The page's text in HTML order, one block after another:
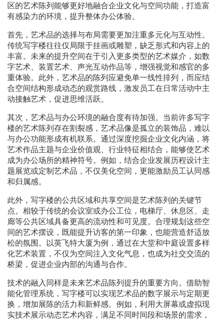
区的艺术陈列能够更好地融合企业文化与空间功能，打造富
有感染力的环境，提升整体办公体验。
首先，艺术品的选择与布局需要更加注重多元化与互动性。
传统写字楼往往仅局限于挂画或雕塑，缺乏形式和内容上的
丰富。未来的提升空间在于引入更多类型的艺术媒介，如数
字艺术、装置艺术、声光互动作品等，增强视觉和感官的多
重体验。此外，艺术品的陈列应避免单一线性排列，而应结
合空间结构形成动态的观赏路线，激发员工在日常活动中主
动接触艺术，促进思维活跃。
其次，艺术品与办公环境的融合度有待加强。当前许多写字
楼的艺术陈列存在割裂感，艺术品像是孤立的装饰品，难以
与办公功能形成有机联系。通过深度挖掘企业文化内涵，将
艺术作品主题与企业价值观、行业特征相结合，能够使艺术
成为办公场所的精神符号。例如，结合企业发展历程设计主
题展览或定制艺术品，不仅美化空间，更能激励员工认同感
和归属感。
此外，写字楼的公共区域和共享空间是艺术陈列的关键节
点。相较于传统的会议室或办公工位，电梯厅、休息区、走
廊等公共区域具备更高的流动性和可见度。合理规划这些空
间的艺术摆设，既能提升访客的第一印象，也能营造舒适放
松的氛围。以英飞特大厦为例，通过在大堂和中庭设置多样
化艺术装置，不仅为空间注入文化气息，也成为社交交流的
桥梁，促进企业内部的沟通与合作。
技术的融入同样是未来艺术品陈列提升的重要方向。借助智
能化管理系统，写字楼可以实现艺术品的数字展示与定期更
换，增加展陈的活力和新鲜感。例如，利用大屏幕或虚拟现
实技术展示动态艺术内容，满足不同时间段和场景的需求，